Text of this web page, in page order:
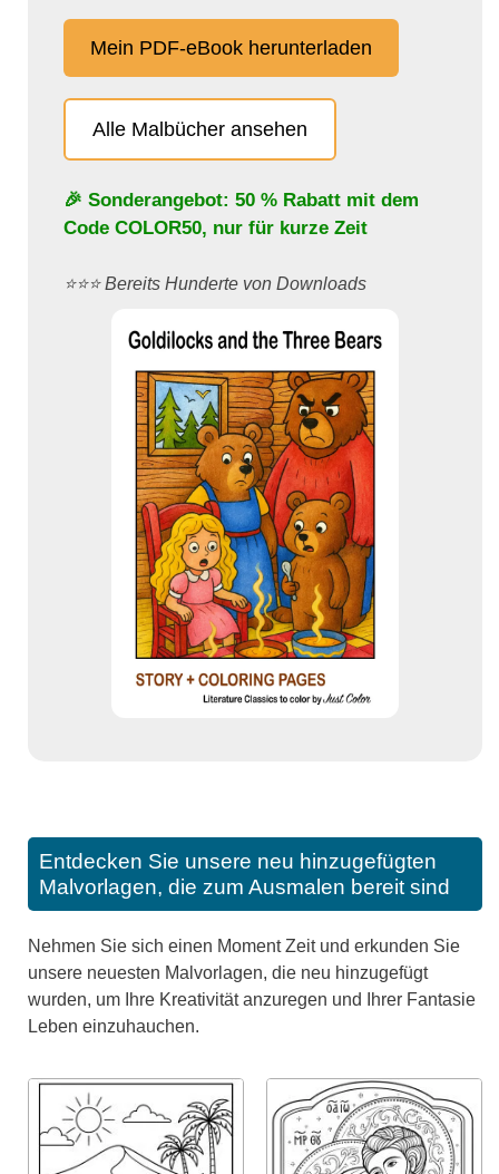
Mein PDF-eBook herunterladen
Alle Malbücher ansehen
🎉 Sonderangebot: 50 % Rabatt mit dem
Code COLOR50, nur für kurze Zeit
⭐️⭐️⭐️ Bereits Hunderte von Downloads
Entdecken Sie unsere neu hinzugefügten
Malvorlagen, die zum Ausmalen bereit sind
Nehmen Sie sich einen Moment Zeit und erkunden Sie
unsere neuesten Malvorlagen, die neu hinzugefügt
wurden, um Ihre Kreativität anzuregen und Ihrer Fantasie
Leben einzuhauchen.